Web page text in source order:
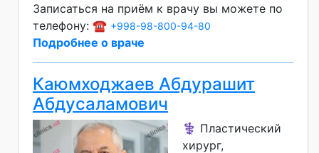
Записаться на приём к врачу вы можете по
телефону: ☎️ +998-98-800-94-80
Подробнее о враче
Каюмходжаев Абдурашит
Абдусаламович
⚕️ Пластический
хирург,